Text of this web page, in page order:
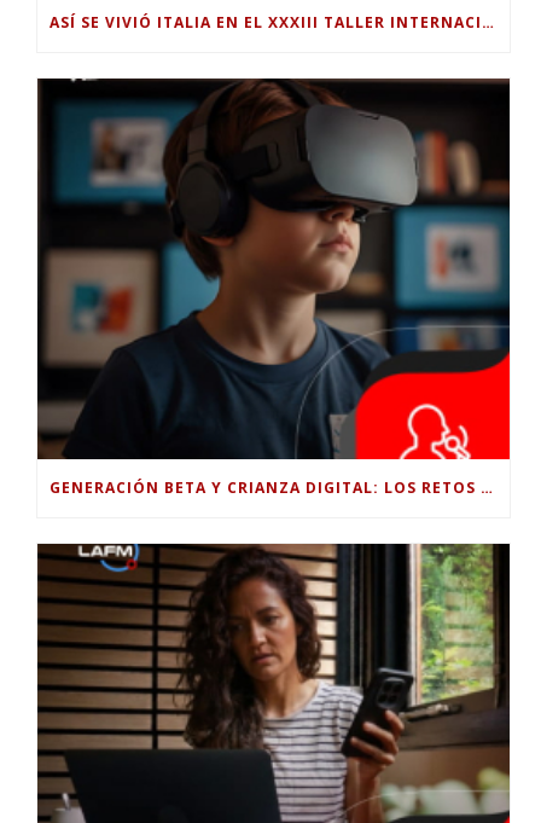
ASÍ SE VIVIÓ ITALIA EN EL XXXIII TALLER INTERNACIONAL INTERDISCIPLINAR
GENERACIÓN BETA Y CRIANZA DIGITAL: LOS RETOS DE CRIAR HIJOS EN LA ERA DE LA INTELIGENCIA ARTIFICIAL